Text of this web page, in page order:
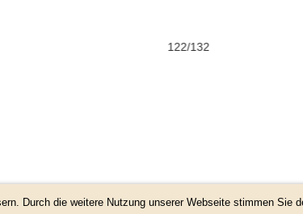
Durch die weitere Nutzung unserer Webseite stimmen Sie